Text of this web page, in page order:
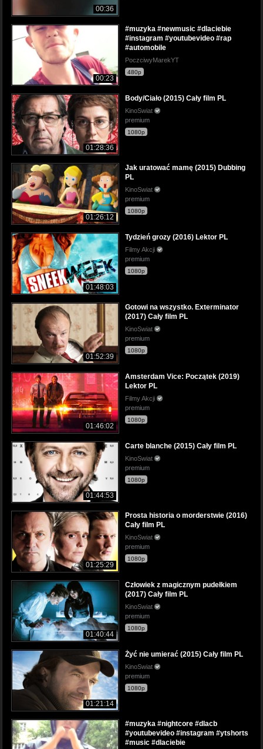
00:36
00:23
#muzyka #newmusic #dlaciebie
#instagram #youtubevideo #rap
#automobile
PoczciwyMarekYT
480p
01:28:36
Body/Ciało (2015) Cały film PL
KinoSwiat
premium
1080p
01:26:12
Jak uratować mamę (2015) Dubbing
PL
KinoSwiat
premium
1080p
01:48:03
Tydzień grozy (2016) Lektor PL
Filmy Akcji
premium
1080p
01:52:39
Gotowi na wszystko. Exterminator
(2017) Cały film PL
KinoSwiat
premium
1080p
01:46:02
Amsterdam Vice: Początek (2019)
Lektor PL
Filmy Akcji
premium
1080p
01:44:53
Carte blanche (2015) Cały film PL
KinoSwiat
premium
1080p
01:25:29
Prosta historia o morderstwie (2016)
Cały film PL
KinoSwiat
premium
1080p
01:40:44
Człowiek z magicznym pudełkiem
(2017) Cały film PL
KinoSwiat
premium
1080p
01:21:14
Żyć nie umierać (2015) Cały film PL
KinoSwiat
premium
1080p
#muzyka #nightcore #dlacb
#youtubevideo #instagram #ytshorts
#music #dlaciebie